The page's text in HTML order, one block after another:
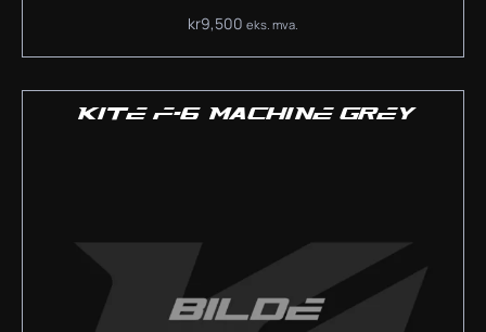
kr9,500 eks. mva.
KITE F-6 MACHINE GREY